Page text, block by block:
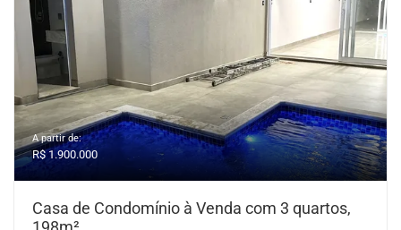
A partir de:
R$ 1.900.000
Casa de Condomínio à Venda com 3 quartos,